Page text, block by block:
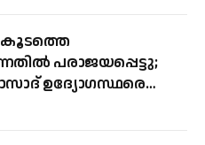
പരാജയപ്പെട്ടു;
ഉദ്യോഗസ്ഥരെ